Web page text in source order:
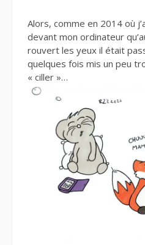
Alors, comme en 2014 où
devant mon ordinateur
rouvert les yeux il était
quelques fois mis un peu
« ciller »…